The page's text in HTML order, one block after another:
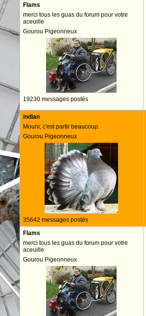
Flams
merci tous les guas du forum pour votre
aceuille
Gourou Pigeonneux
19230 messages postés
indian
Mourir, c'est partir beaucoup.
Gourou Pigeonneux
35642 messages postés
Flams
merci tous les guas du forum pour votre
aceuille
Gourou Pigeonneux